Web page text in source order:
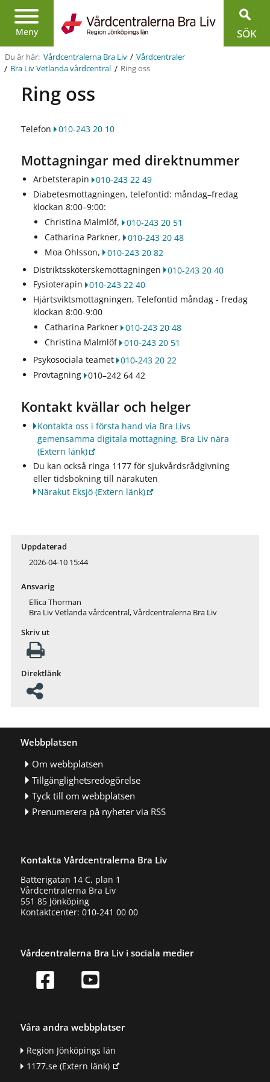
Meny
Region
Jönköpings
län
SÖK
Du är här: Vårdcentralerna Bra Liv / Vårdcentraler
/ Bra Liv Vetlanda vårdcentral / Ring oss
Ring oss
Telefon 010-243 20 10
Mottagningar med direktnummer
Arbetsterapin
010-243 22 49
Diabetesmottagningen, telefontid: måndag–fredag
klockan 8:00–9:00:
Christina Malmlöf, 010-243 20 51
Catharina Parkner, 010-243 20 48
Moa Ohlsson, 010-243 20 82
Distriktssköterskemottagningen
010-243 20 40
Fysioterapin
010-243 22 40
Hjärtsviktsmottagningen, Telefontid måndag - fredag
klockan 8:00-9:00
Catharina Parkner 010-243 20 48
Christina Malmlöf 010-243 20 51
Psykosociala teamet 010-243 20 22
Provtagning 010–242 64 42
Kontakt kvällar och helger
Kontakta oss i första hand via Bra Livs
gemensamma digitala mottagning, Bra Liv nära
(Extern länk)
Du kan också ringa 1177 för sjukvårdsrådgivning
eller tidsbokning till närakuten
Närakut Eksjö (Extern länk)
Uppdaterad
2026-04-10 15:44
Ansvarig
Ellica Thorman
Bra Liv Vetlanda vårdcentral, Vårdcentralerna Bra Liv
Skriv ut
Direktlänk
Webbplatsen
Om webbplatsen
Tillgänglighetsredogörelse
Tyck till om webbplatsen
Prenumerera på nyheter via RSS
Kontakta Vårdcentralerna Bra Liv
Batterigatan 14 C, plan 1
Vårdcentralerna Bra Liv
551 85 Jönköping
Kontaktcenter: 010-241 00 00
Vårdcentralerna Bra Liv i sociala medier
Våra andra webbplatser
Region Jönköpings län
1177.se(Extern länk)